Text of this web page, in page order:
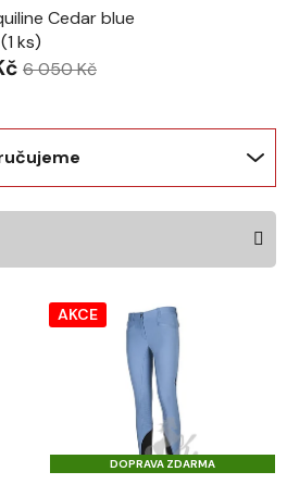
Cedar blue
(1 ks)
6 050 Kč
AKCE
DOPRAVA ZDARMA